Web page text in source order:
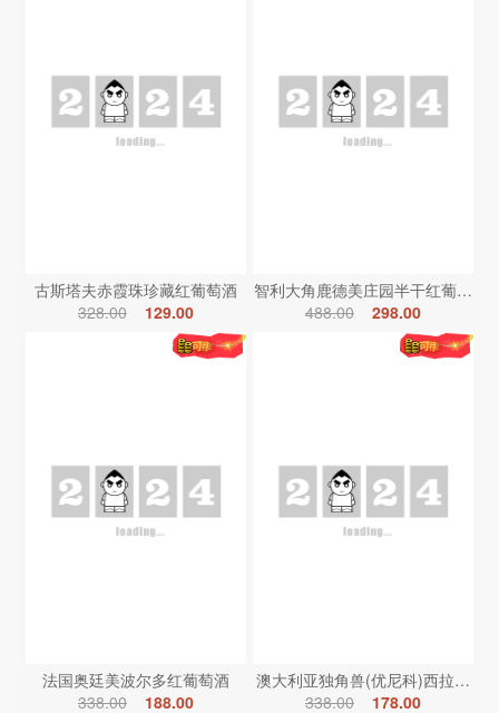
古斯塔夫赤霞珠珍藏红葡萄酒
328.00
129.00
智利大角鹿德美庄园半干红葡萄酒
488.00
298.00
法国奥廷美波尔多红葡萄酒
338.00
188.00
澳大利亚独角兽(优尼科)西拉红葡
338.00
178.00